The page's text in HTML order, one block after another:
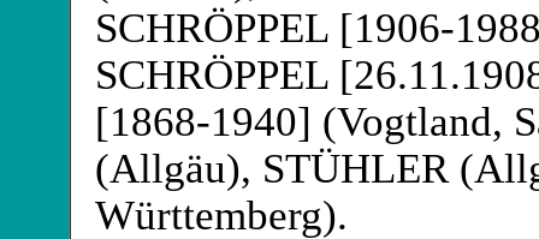
SCHRÖPPEL[1906-
SCHRÖPPEL
[1868-1940] (Vogtland,
(Allgäu), STÜHLER
Württemberg).